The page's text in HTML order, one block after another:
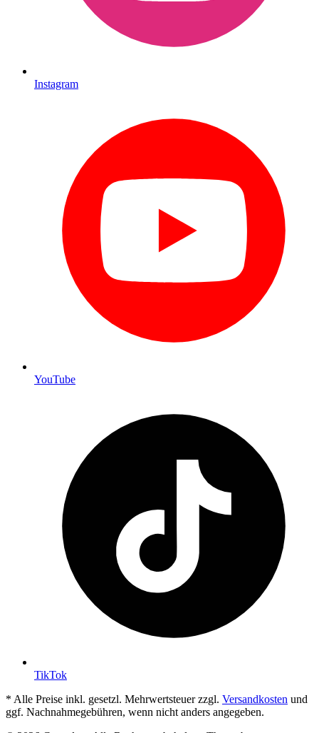
Instagram
YouTube
TikTok
* Alle Preise inkl. gesetzl. Mehrwertsteuer zzgl. Versandkosten und
ggf. Nachnahmegebühren, wenn nicht anders angegeben.